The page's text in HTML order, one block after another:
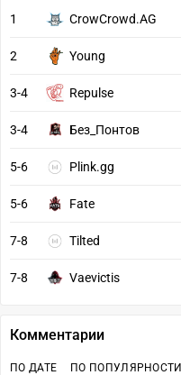
1 CrowCrowd.AG
2 Young
3-4 Repulse
3-4 Без_Понтов
5-6 Plink.gg
5-6 Fate
7-8 Tilted
7-8 Vaevictis
Комментарии
ПО ДАТЕ ПО ПОПУЛЯРНОСТИ